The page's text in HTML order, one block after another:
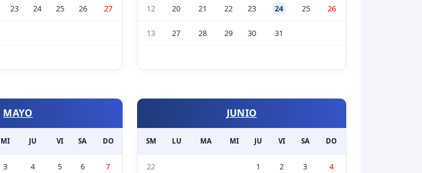
23 24 25 26 27 12 20 21 22 23 24 25 26
13 27 28 29 30 31
MAYO
MI JU VI SA DO
3 4 5 6 7
JUNIO
SM LU MA MI JU VI SA DO
22 1 2 3 4